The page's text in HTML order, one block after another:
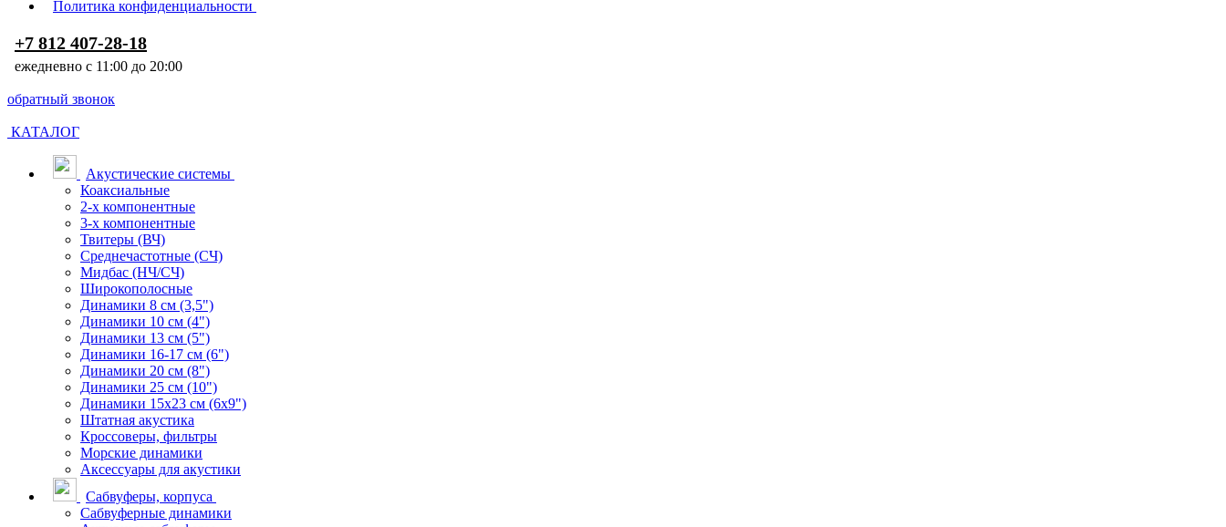
Политика конфиденциальности
+7 812 407-28-18
ежедневно с 11:00 до 20:00
обратный звонок
КАТАЛОГ
Акустические системы
Коаксиальные
2-х компонентные
3-х компонентные
Твитеры (ВЧ)
Среднечастотные (СЧ)
Мидбас (НЧ/СЧ)
Широкополосные
Динамики 8 см (3,5")
Динамики 10 см (4")
Динамики 13 см (5")
Динамики 16-17 см (6")
Динамики 20 см (8")
Динамики 25 см (10")
Динамики 15х23 см (6х9")
Штатная акустика
Кроссоверы, фильтры
Морские динамики
Аксессуары для акустики
Сабвуферы, корпуса
Сабвуферные динамики